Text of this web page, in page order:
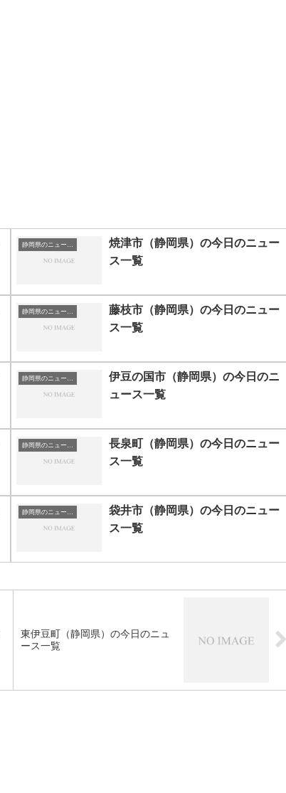
静岡県のニュース一覧
焼津市（静岡県）の今日のニュー
ス一覧
静岡県のニュース一覧
藤枝市（静岡県）の今日のニュー
ス一覧
静岡県のニュース一覧
伊豆の国市（静岡県）の今日のニ
ュース一覧
静岡県のニュース一覧
長泉町（静岡県）の今日のニュー
ス一覧
静岡県のニュース一覧
袋井市（静岡県）の今日のニュー
ス一覧
東伊豆町（静岡県）の今日のニュ
ース一覧